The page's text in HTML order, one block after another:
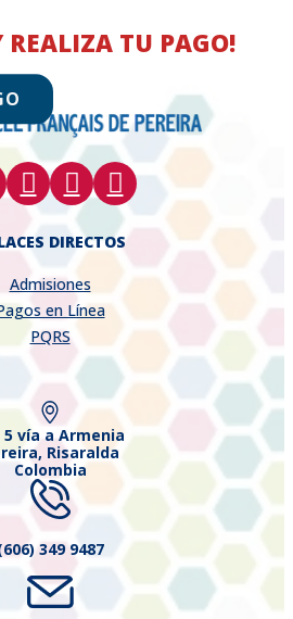
DIRECTOS
Admisiones
en Línea
PQRS
5 vía a Armenia
Risaralda
Colombia
349 9487
REALIZA TU PAGO!